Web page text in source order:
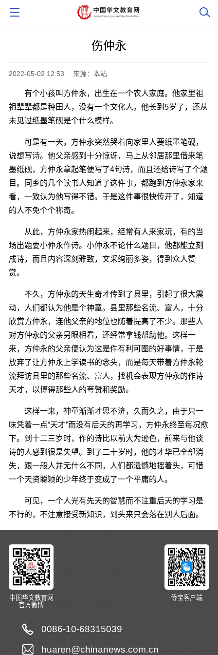
伤仲永
2022-05-02 12:53 来源：本站
有个小孩叫方仲永，出生在一个农人家庭。他家里祖
祖辈辈都是种田人，没有一个文化人。他长到5岁了，还从
未见过纸墨笔砚是个什么模样。
可是有一天，方仲永突然哭着向家里人要纸墨笔砚，
说想写诗。他父亲感到十分惊讶，马上从邻居那里借来笔
墨纸砚，方仲永拿起笔便写了4句诗，而且还给诗写了个题
目。同乡的几个读书人知道了这件事，都跑到方仲永家来
看，一致认为他写得不错。于是这件事很快传开了，知道
的人不免个个称奇。
从此，方仲永家热闹起来，经常有人来家玩，有的当
场出题要小仲永作诗。小仲永不论什么题目，他都能立刻
成诗，而且内容深刻雅致，文采绚丽多姿，得到众人赞
赏。
不久，方仲永的天生奇才传到了县里，引起了很大震
动，人们都认为他是个神童。县里那些名流、富人，十分
欣赏方仲永，连他父亲的地位也随着提高了不少。那些人
对方仲永的父亲另眼相看，还经常拿钱帮助他。这样一
来，方仲永的父亲便认为这是件有利可图的好事情，于是
放弃了让方仲永上学读书的念头，而是每天带着方仲永轮
流拜访县里的那些名流、富人，找机会表现方仲永的作诗
天才，以博得那些人的夸赞和奖励。
这样一来，神童渐渐才思不济，久而久之，由于只一
味凭着一点“天才”而没有后天的再学习，方仲永终至每况愈
下。到十二三岁时，作的诗比以前大为逊色，前来与他谈
诗的人感到很是失望。到了二十岁时，他的才华已全部消
失，跟一般人并无什么不同，人们都遗憾地摇着头，可惜
一个天资聪颖的少年终于变成了一个平庸的人。
可见，一个人光有先天的智慧而不注重后天的学习是
不行的，不注意接受新知识，到头来只会落在别人后面。
中国华文教育网
官方微博
侨宝客户端
0086-10-68315039
huaren@chinanews.com.cn